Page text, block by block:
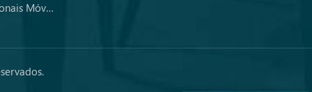
Conjunto De Sofás Tradicionais Móveis De Couro